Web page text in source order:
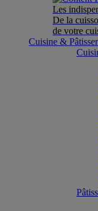
Les
De la
de votre
Cuisine &